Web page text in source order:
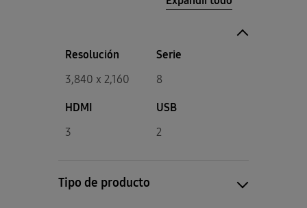
Resolución
3,840 x 2,160
Serie
8
HDMI
3
USB
2
Tipo de producto